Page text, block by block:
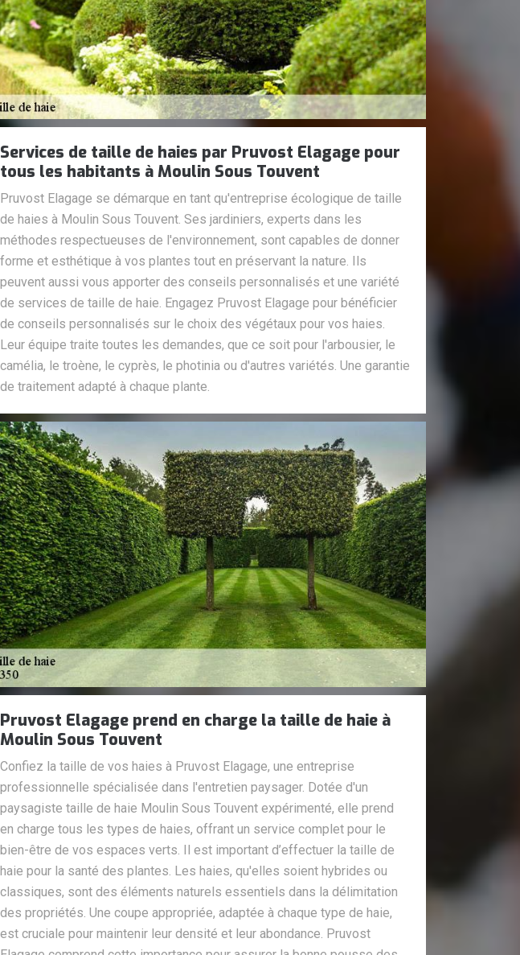
Services de taille de haies par Pruvost Elagage pour
tous les habitants à Moulin Sous Touvent
Pruvost Elagage se démarque en tant qu'entreprise écologique de taille
de haies à Moulin Sous Touvent. Ses jardiniers, experts dans les
méthodes respectueuses de l'environnement, sont capables de donner
forme et esthétique à vos plantes tout en préservant la nature. Ils
peuvent aussi vous apporter des conseils personnalisés et une variété
de services de taille de haie. Engagez Pruvost Elagage pour bénéficier
de conseils personnalisés sur le choix des végétaux pour vos haies.
Leur équipe traite toutes les demandes, que ce soit pour l'arbousier, le
camélia, le troène, le cyprès, le photinia ou d'autres variétés. Une garantie
de traitement adapté à chaque plante.
Pruvost Elagage prend en charge la taille de haie à
Moulin Sous Touvent
Confiez la taille de vos haies à Pruvost Elagage, une entreprise
professionnelle spécialisée dans l'entretien paysager. Dotée d'un
paysagiste taille de haie Moulin Sous Touvent expérimenté, elle prend
en charge tous les types de haies, offrant un service complet pour le
bien-être de vos espaces verts. Il est important d’effectuer la taille de
haie pour la santé des plantes. Les haies, qu'elles soient hybrides ou
classiques, sont des éléments naturels essentiels dans la délimitation
des propriétés. Une coupe appropriée, adaptée à chaque type de haie,
est cruciale pour maintenir leur densité et leur abondance. Pruvost